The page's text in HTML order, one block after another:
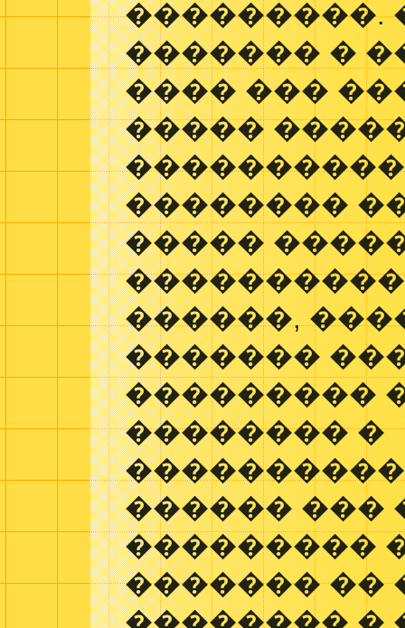
���������.
������� �
���� ���
�����
��������
�����
������,
�������
���������
�������� �
������ ���
���������
������� ��